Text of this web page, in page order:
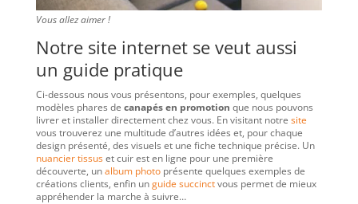
Vous allez aimer !
Notre site internet se veut aussi
un guide pratique
Ci-dessous nous vous présentons, pour exemples, quelques
modèles phares de canapés en promotion que nous pouvons
livrer et installer directement chez vous. En visitant notre site
vous trouverez une multitude d’autres idées et, pour chaque
design présenté, des visuels et une fiche technique précise. Un
nuancier tissuset cuir est en ligne pour une première
découverte, unalbum photoprésente quelques exemples de
créations clients, enfin unguide succinctvous permet de mieux
appréhender la marche à suivre…